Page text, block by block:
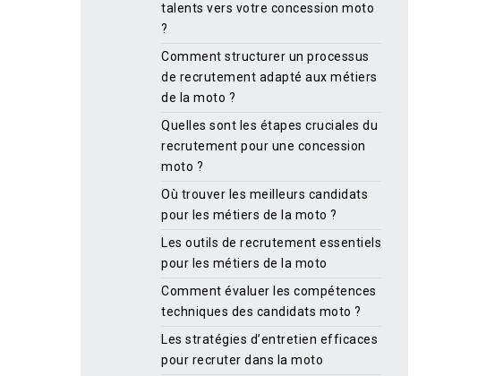
talents vers votre concession moto
?
Comment structurer un processus
de recrutement adapté aux métiers
de la moto ?
Quelles sont les étapes cruciales du
recrutement pour une concession
moto ?
Où trouver les meilleurs candidats
pour les métiers de la moto ?
Les outils de recrutement essentiels
pour les métiers de la moto
Comment évaluer les compétences
techniques des candidats moto ?
Les stratégies d’entretien efficaces
pour recruter dans la moto